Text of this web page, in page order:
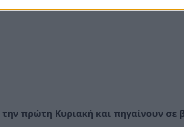
πρώτη Κυριακή και πηγαίνουν σε